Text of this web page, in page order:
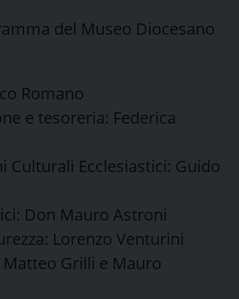
del Museo Diocesano
Romano
e tesoreria: Federica
Culturali Ecclesiastici: Guido
Don Mauro Astroni
Lorenzo Venturini
Grilli e Mauro